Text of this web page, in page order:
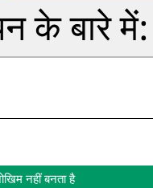
के बारे में:
नहीं बनता है